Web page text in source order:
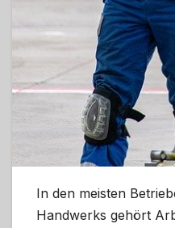
In den meisten
Handwerks gehört